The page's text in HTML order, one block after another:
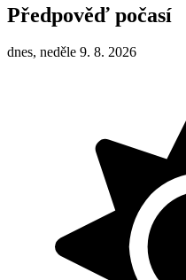
Předpověď počasí
dnes, neděle 9. 8. 2026